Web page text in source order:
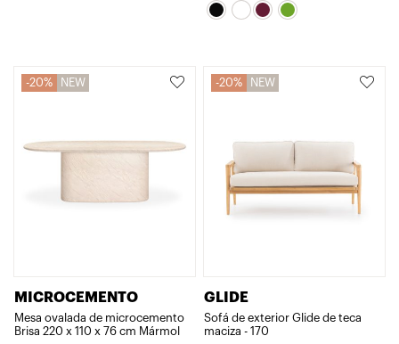
original
actual
20% NEW
MICROCEMENTO
Mesa ovalada de microcemento
Brisa 220 x 110 x 76 cm Mármol
20% NEW
GLIDE
Sofá de exterior Glide de teca
maciza - 170